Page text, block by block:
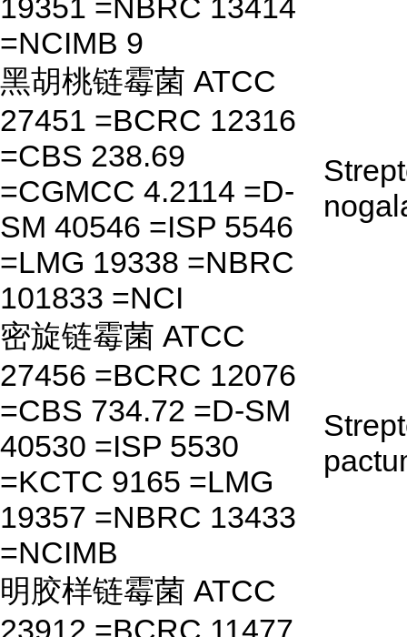
19351 =NBRC 13414
=NCIMB 9
黑胡桃链霉菌 ATCC
27451 =BCRC 12316
=CBS 238.69
=CGMCC 4.2114 =D-
SM 40546 =ISP 5546
=LMG 19338 =NBRC
101833 =NCI
密旋链霉菌 ATCC
27456 =BCRC 12076
=CBS 734.72 =D-SM
40530 =ISP 5530
=KCTC 9165 =LMG
19357 =NBRC 13433
=NCIMB
明胶样链霉菌 ATCC
23912 =BCRC 11477